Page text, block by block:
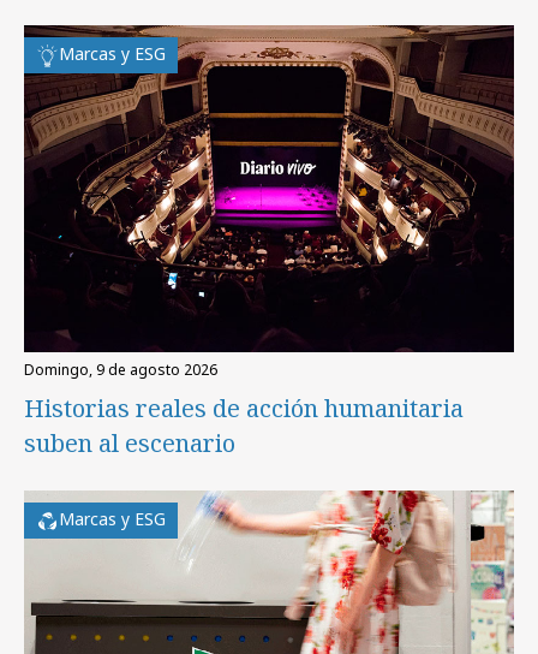
Marcas y ESG
domingo, 9 de agosto 2026
Historias reales de acción humanitaria
suben al escenario
Marcas y ESG